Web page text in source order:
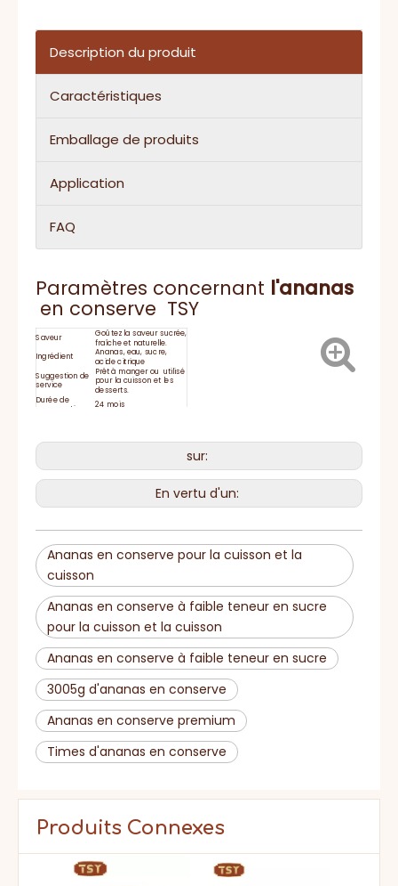
Description du produit
Caractéristiques
Emballage de produits
Application
FAQ
Paramètres concernant l'ananas
en conserve TSY
Saveur Goûtez la saveur sucrée,
fraîche et naturelle.
Ingrédient
Ananas, eau, sucre,
acide citrique
Suggestion de
service
Prêt à manger ou utilisé
pour la cuisson et les
desserts.
Durée de
conservation
24 mois
STOCKAGE:
réfrigérateur pendant 24sur:
En vertu d'un:
Ananas en conserve pour la cuisson et la
cuisson
Ananas en conserve à faible teneur en sucre
pour la cuisson et la cuisson
Ananas en conserve à faible teneur en sucre
3005g d'ananas en conserve
Ananas en conserve premium
Times d'ananas en conserve
Produits Connexes